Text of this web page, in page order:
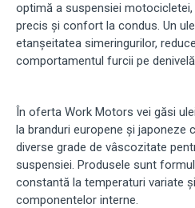
optimă a suspensiei
precis și confort la condus. Un
etanșeitatea simeringurilor,
comportamentul furcii pe
În oferta Work Motors vei găsi
la branduri europene și japoneze
diverse grade de vâscozitate
suspensiei. Produsele sunt
constantă la temperaturi variate
componentelor interne.